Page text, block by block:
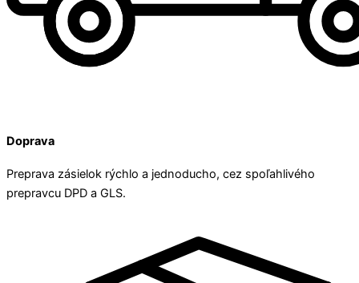
Doprava
Preprava zásielok rýchlo a jednoducho, cez spoľahlivého
prepravcu DPD a GLS.